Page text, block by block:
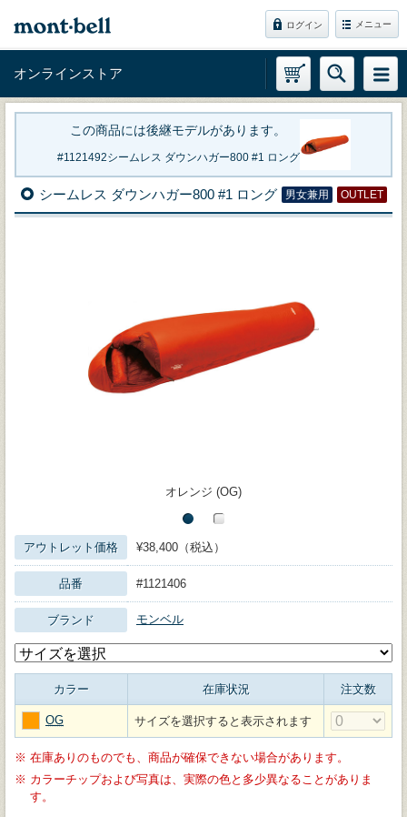
ログイン メニュー
オンラインストア
この商品には後継モデルがあります。
1121492シームレス ダウンハガー800 #1 ロング
シームレス ダウンハガー800 #1 ロング 男女兼用 OUTLET
オレンジ (OG)
アウトレット価格 ¥38,400（税込）
品番 #1121406
ブランド モンベル
カラー 在庫状況 注文数
OG サイズを選択すると表示されます
※ 在庫ありのものでも、商品が確保できない場合があります。
※ カラーチップおよび写真は、実際の色と多少異なることがありま
す。